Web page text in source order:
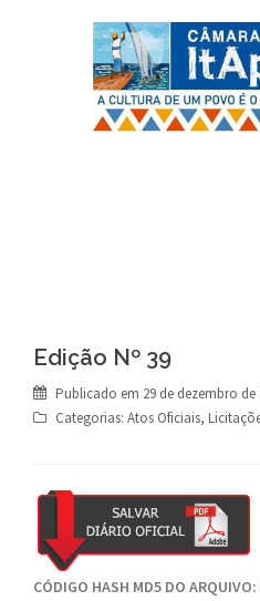
Edição Nº 39
Publicado em 29 de dezembro de
Categorias: Atos Oficiais,
CÓDIGO HASH MD5 DO ARQUIVO: